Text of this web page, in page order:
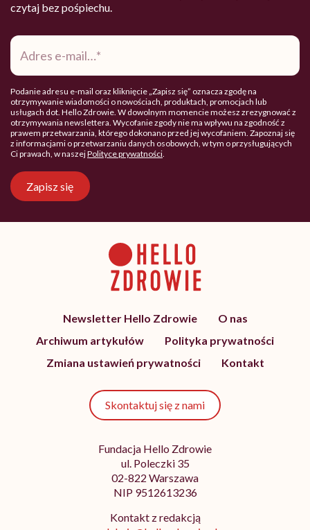
czytaj bez pośpiechu.
Adres
mail*
Podanie adresu e-mail oraz kliknięcie „Zapisz się” oznacza zgodę na
otrzymywanie wiadomości o nowościach, produktach, promocjach lub
usługach dot. Hello Zdrowie. W dowolnym momencie możesz zrezygnować z
otrzymywania newslettera. Wycofanie zgody nie ma wpływu na zgodność z
prawem przetwarzania, którego dokonano przed jej wycofaniem. Zapoznaj się
z informacjami o przetwarzaniu danych osobowych, w tym o przysługujących
Ci prawach, w naszejPolityce prywatności.
Zapisz się
Newsletter Hello Zdrowie
O nas
Archiwum artykułów
Polityka prywatności
Zmiana ustawień prywatności
Kontakt
Skontaktuj się z nami
Fundacja Hello Zdrowie
ul. Poleczki 35
02-822 Warszawa
NIP 9512613236
Kontakt z redakcją